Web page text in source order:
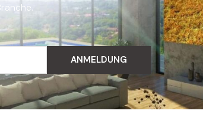
ANMELDUNG